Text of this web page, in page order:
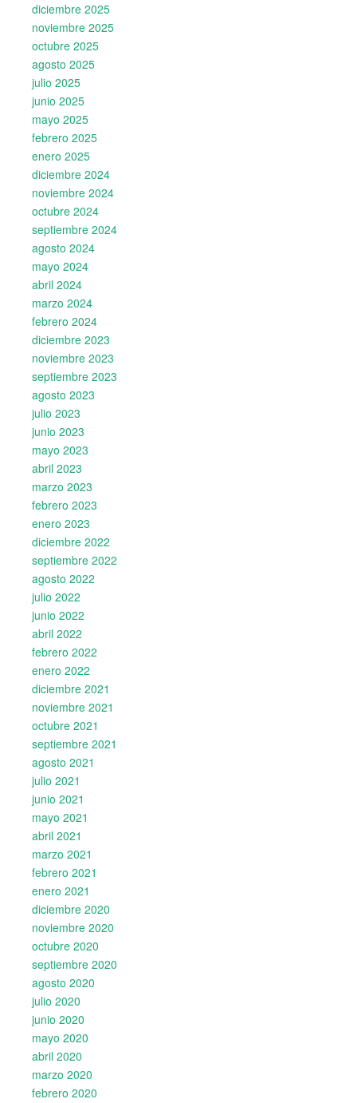
diciembre 2025
noviembre 2025
octubre 2025
agosto 2025
julio 2025
junio 2025
mayo 2025
febrero 2025
enero 2025
diciembre 2024
noviembre 2024
octubre 2024
septiembre 2024
agosto 2024
mayo 2024
abril 2024
marzo 2024
febrero 2024
diciembre 2023
noviembre 2023
septiembre 2023
agosto 2023
julio 2023
junio 2023
mayo 2023
abril 2023
marzo 2023
febrero 2023
enero 2023
diciembre 2022
septiembre 2022
agosto 2022
julio 2022
junio 2022
abril 2022
febrero 2022
enero 2022
diciembre 2021
noviembre 2021
octubre 2021
septiembre 2021
agosto 2021
julio 2021
junio 2021
mayo 2021
abril 2021
marzo 2021
febrero 2021
enero 2021
diciembre 2020
noviembre 2020
octubre 2020
septiembre 2020
agosto 2020
julio 2020
junio 2020
mayo 2020
abril 2020
marzo 2020
febrero 2020